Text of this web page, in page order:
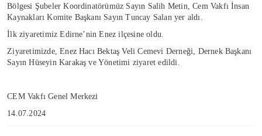
Bölgesi Şubeler Koordinatörümüz Sayın Salih Metin, Cem Vakfı İnsan
Kaynakları Komite Başkanı Sayın Tuncay Salan yer aldı.
İlk ziyaretimiz Edirne’nin Enez ilçesine oldu.
Ziyaretimizde, Enez Hacı Bektaş Veli Cemevi Derneği, Dernek Başkanı
Sayın Hüseyin Karakaş ve Yönetimi ziyaret edildi.
CEM Vakfı Genel Merkezi
14.07.2024